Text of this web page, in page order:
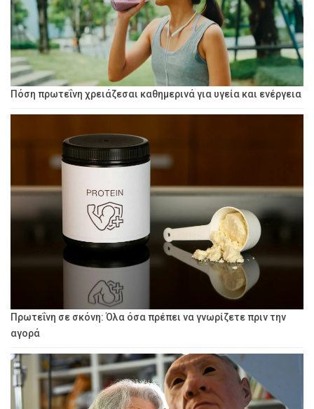
Πόση πρωτεΐνη χρειάζεσαι καθημερινά για υγεία και ενέργεια
Πρωτεΐνη σε σκόνη: Όλα όσα πρέπει να γνωρίζετε πριν την
αγορά